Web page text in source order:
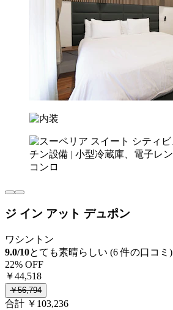
ジ イン アット デュポン
ワシントン
9.0/10とても素晴らしい (6 件の口コミ)
22% OFF
￥44,518
￥56,794
合計 ￥103,236